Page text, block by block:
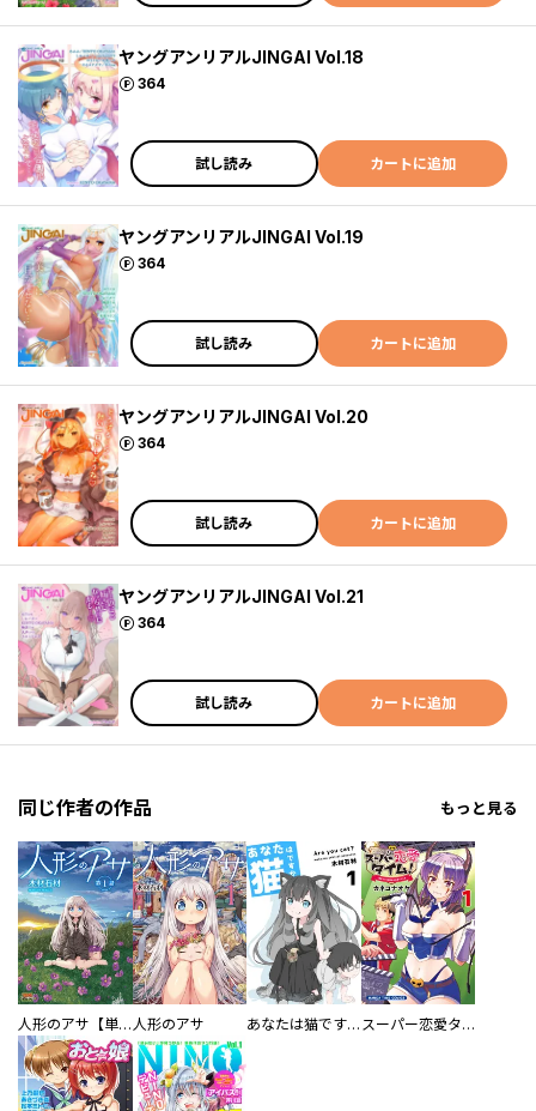
ヤングアンリアルJINGAI Vol.18
364
ポイント
試し読み カートに追加
ヤングアンリアルJINGAI Vol.19
364
ポイント
試し読み カートに追加
ヤングアンリアルJINGAI Vol.20
364
ポイント
試し読み カートに追加
ヤングアンリアルJINGAI Vol.21
364
ポイント
試し読み カートに追加
同じ作者の作品 もっと見る
人形のアサ【単話】人形のアサ あなたは猫ですか スーパー恋愛タイム！～現場でドＳな彼女は自宅でデレる～